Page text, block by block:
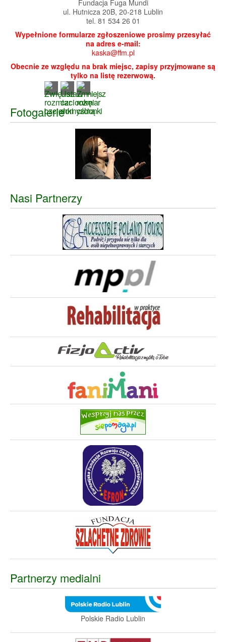
Fundacja Fuga Mundi
ul. Hutnicza 20B, 20-218 Lublin
tel. 81 534 26 01
Wypełnione formularze zgłoszeniowe prosimy przesyłać
na adres e-mail:
kaska@ffm.pl
Obecnie ze względu na brak miejsc, zapisy przyjmowane są
tylko na listę rezerwową.
Fotogalerie
Nasi Partnerzy
Partnerzy medialni
Polskie Radio Lublin